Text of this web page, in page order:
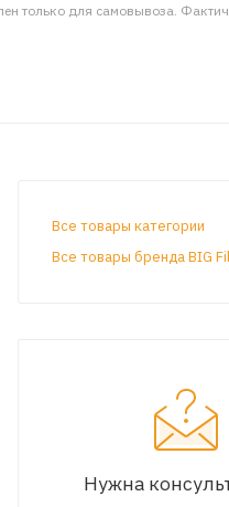
только для самовывоза.
Все товары категории
Все товары бренда BIG
Нужна